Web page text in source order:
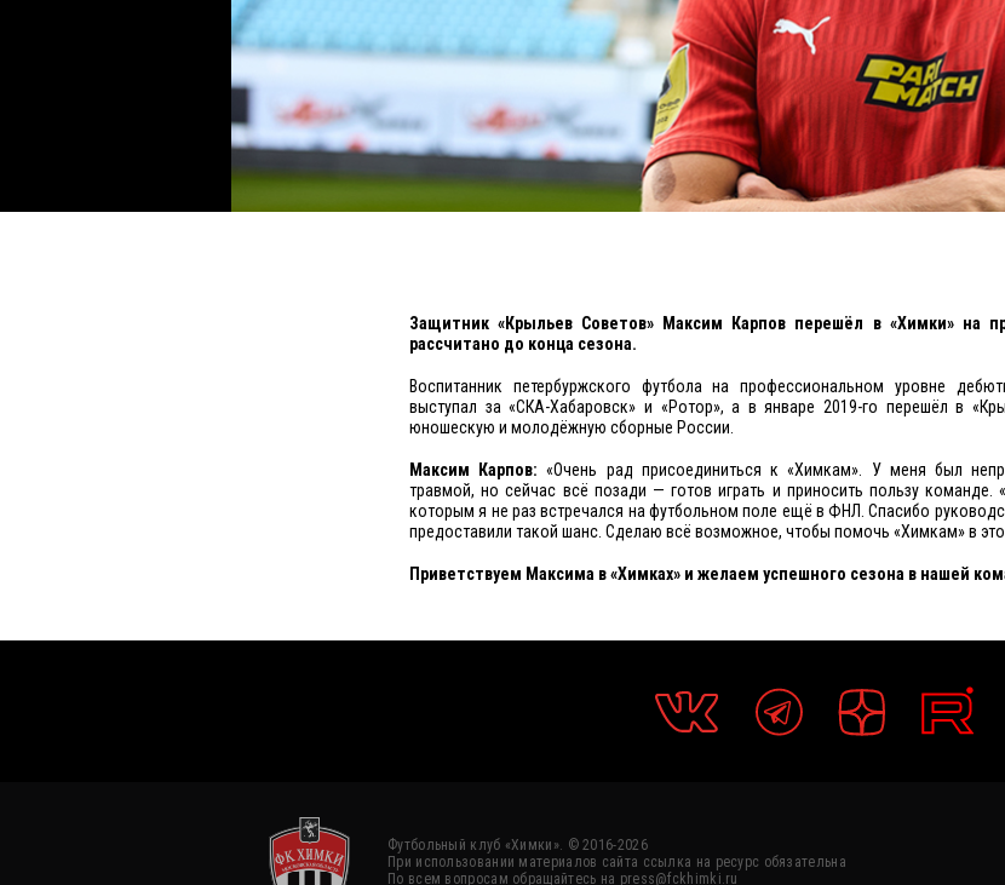
Защитник «Крыльев Советов» Максим Карпов перешёл в «Химки» на
рассчитано до конца сезона.
Воспитанник петербуржского футбола на профессиональном уровне
выступал за «СКА-Хабаровск» и «Ротор», а в январе 2019-го перешёл в
юношескую и молодёжную сборные России.
Максим Карпов: «Очень рад присоединиться к «Химкам». У меня был
травмой, но сейчас всё позади — готов играть и приносить пользу команде.
которым я не раз встречался на футбольном поле ещё в ФНЛ. Спасибо
предоставили такой шанс. Сделаю всё возможное, чтобы помочь «Химкам» в
Приветствуем Максима в «Химках» и желаем успешного сезона в нашей
Футбольный клуб «Химки». © 2016-2026
При использовании материалов сайта ссылка на ресурс обязательна
По всем вопросам обращайтесь на press@fckhimki.ru